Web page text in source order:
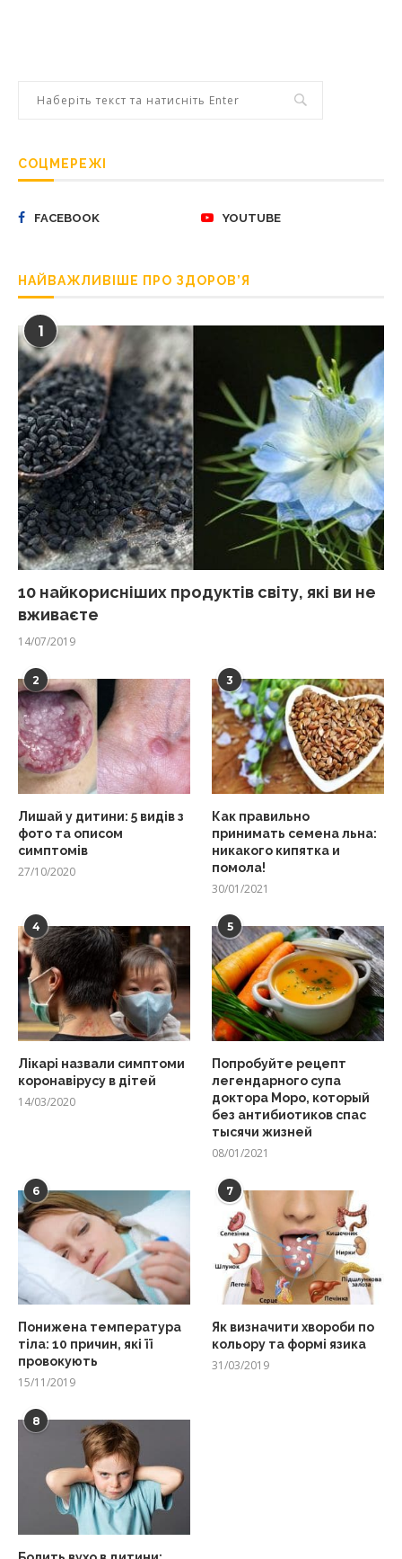
СОЦМЕРЕЖІ
FACEBOOK YOUTUBE
НАЙВАЖЛИВІШЕ ПРО ЗДОРОВ’Я
1
10 найкорисніших продуктів світу, які ви не
вживаєте
14/07/2019
2
Лишай у дитини: 5 видів з
фото та описом
симптомів
27/10/2020
3
Как правильно
принимать семена льна:
никакого кипятка и
помола!
30/01/2021
4
Лікарі назвали симптоми
коронавірусу в дітей
14/03/2020
5
Попробуйте рецепт
легендарного супа
доктора Моро, который
без антибиотиков спас
тысячи жизней
08/01/2021
6
Понижена температура
тіла: 10 причин, які її
провокують
15/11/2019
7
Як визначити хвороби по
кольору та формі язика
31/03/2019
8